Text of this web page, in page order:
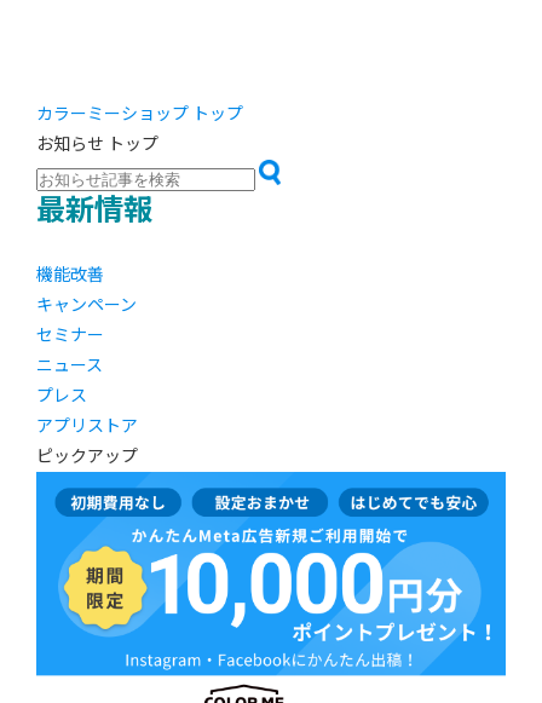
カラーミーショップ トップ
お知らせ トップ
最新情報
機能改善
キャンペーン
セミナー
ニュース
プレス
アプリストア
ピックアップ